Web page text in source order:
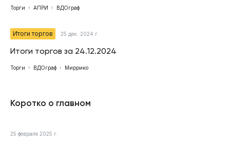
Торги АПРИ ВДОграф
Итоги торгов 25 дек. 2024 г.
Итоги торгов за 24.12.2024
Торги ВДОграф Миррико
Коротко о главном
25 февраля 2025 г.